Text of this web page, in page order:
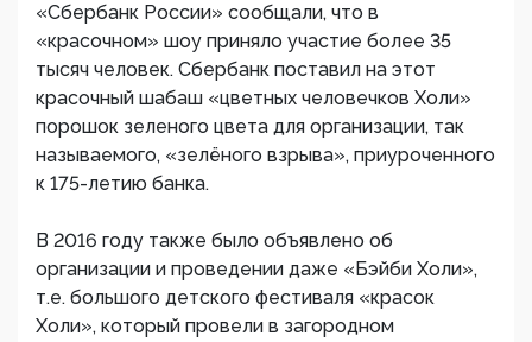
«Сбербанк России» сообщали, что в
«красочном» шоу приняло участие более 35
тысяч человек. Сбербанк поставил на этот
красочный шабаш «цветных человечков Холи»
порошок зеленого цвета для организации, так
называемого, «зелёного взрыва», приуроченного
к 175-летию банка.
В 2016 году также было объявлено об
организации и проведении даже «Бэйби Холи»,
т.е. большого детского фестиваля «красок
Холи», который провели в загородном